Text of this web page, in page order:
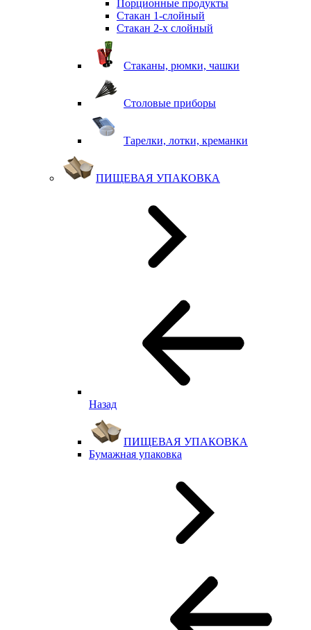
Порционные продукты
Стакан 1-слойный
Стакан 2-х слойный
Стаканы, рюмки, чашки
Столовые приборы
Тарелки, лотки, креманки
ПИЩЕВАЯ УПАКОВКА
Назад
ПИЩЕВАЯ УПАКОВКА
Бумажная упаковка